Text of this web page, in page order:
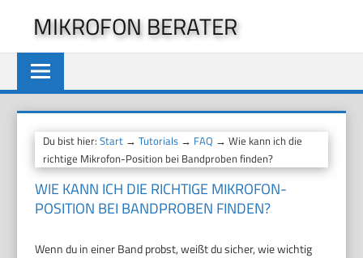
springen
MIKROFON BERATER
Du bist hier:Start →Tutorials → FAQ → Wie kann ich die
richtige Mikrofon-Position bei Bandproben finden?
WIE KANN ICH DIE RICHTIGE MIKROFON-
POSITION BEI BANDPROBEN FINDEN?
Wenn du in einer Band probst, weißt du sicher, wie wichtig